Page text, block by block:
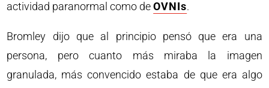
actividad paranormal como deOVNIs.
Bromley dijo que al principio pensó que era una
persona, pero cuanto más miraba la imagen
granulada, más convencido estaba de que era algo